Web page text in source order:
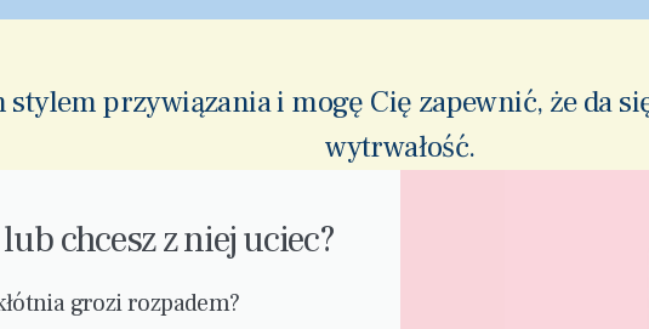
stylem przywiązania i mogę Cię zapewnić, że da
wytrwałość.
chcesz z niej uciec?
grozi rozpadem?